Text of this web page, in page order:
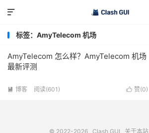

标签：AmyTelecom 机场
AmyTelecom 怎么样？AmyTelecom 机场
最新评测
 赞(0)
 博客 阅读(601)
© 2022-2026 Clash GUI 关于本站